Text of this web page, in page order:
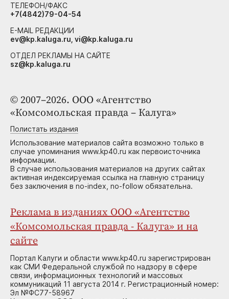
© 2007–2026. ООО «Агентство
«Комсомольская правда – Калуга»
Полистать издания
Использование материалов сайта возможно только в
случае упоминания www.kp40.ru как первоисточника
информации.
В случае использования материалов на других сайтах
активная индексируемая ссылка на главную страницу
без заключения в no-index, no-follow обязательна.
Реклама в изданиях ООО «Агентство
«Комсомольская правда - Калуга» и на
сайте
Портал Калуги и области www.kp40.ru зарегистрирован
как СМИ Федеральной службой по надзору в сфере
связи, информационных технологий и массовых
коммуникаций 11 августа 2014 г. Регистрационный номер:
Эл №ФС77-58967
ТЕЛЕФОН/ФАКС
+7(4842)79-04-54
E-MAIL РЕДАКЦИИ
ev@kp.kaluga.ru, vi@kp.kaluga.ru
ОТДЕЛ РЕКЛАМЫ НА САЙТЕ
sz@kp.kaluga.ru